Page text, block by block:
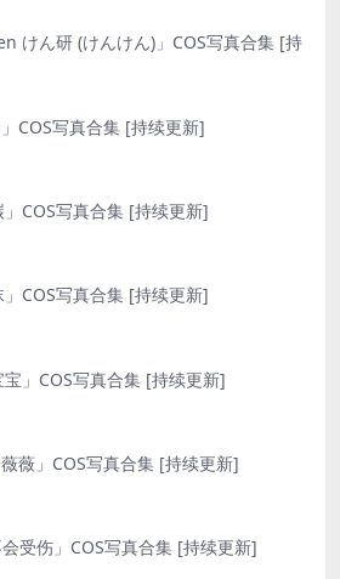
けん研 (けんけん)」COS写真合集 [持
」COS写真合集 [持续更新]
」COS写真合集 [持续更新]
」COS写真合集 [持续更新]
宝」COS写真合集 [持续更新]
薇薇」COS写真合集 [持续更新]
会受伤」COS写真合集 [持续更新]